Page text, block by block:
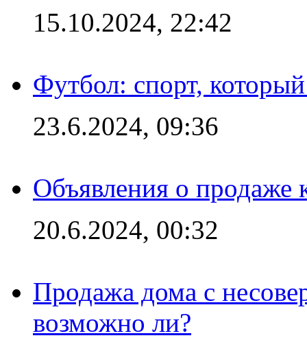
15.10.2024, 22:42
Футбол: спорт,
23.6.2024, 09:36
Объявления о продаже
20.6.2024, 00:32
Продажа дома с
возможно ли?